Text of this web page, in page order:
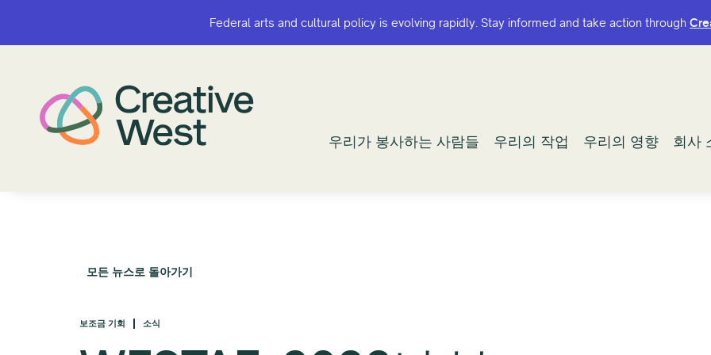
Federal arts and cultural policy is evolving rapidly. Stay informed and take action through
우리가 봉사하는 사람들 우리의 작업 우리의 영향 회사
Federal arts and cultural policy is evolving rapidly. Stay informed and take action through
우리가 봉사하는 사람들 우리의 작업 우리의 영향 회사
모든 뉴스로 돌아가기
보조금 기회 소식